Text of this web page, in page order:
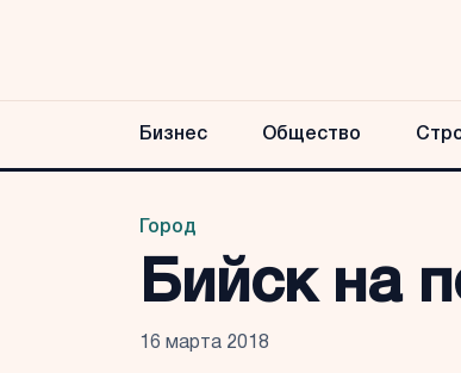
Бизнес Общество
Город
Бийск на
16 марта 2018